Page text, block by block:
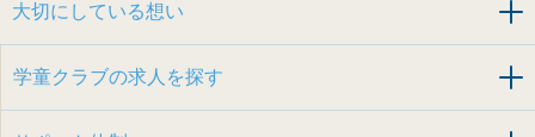
大切にしている想い
学童クラブの求人を探す